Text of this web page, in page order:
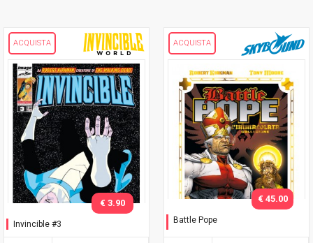
ACQUISTA
Invincible #3
€ 3.90
ACQUISTA
Battle Pope
€ 45.00